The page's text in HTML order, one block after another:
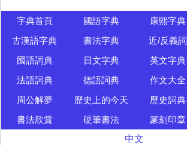
字典首頁 國語字典 康熙字典
古漢語字典
書法字典 近/反義詞
國語詞典
日文字典 英文字典
法語詞典
德語詞典 作文大全
周公解夢
歷史上的今天 歷史詞典
書法欣賞
硬筆書法 篆刻印章
中文